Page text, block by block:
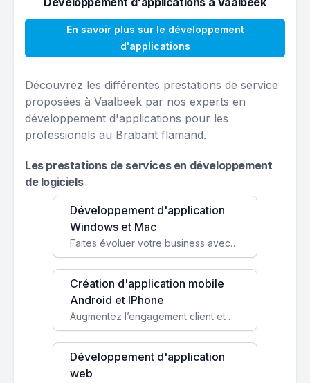
En savoir plus sur le développement
d'applications
Découvrez les différentes prestations de service
proposées à Vaalbeek par nos experts en
développement d'applications pour les
professionels au Brabant flamand.
Les prestations de services en développement
de logiciels
Développement d'application
Windows et Mac
Faites évoluer votre business avec des solutions logicielles personnalisées, parfaitement adaptées à vos besoins spécifiques.
Création d'application mobile
Android et IPhone
Augmentez l’engagement client et simplifiez vos processus avec une application mobile sur mesure, disponible sur iOS et Android.
Développement d'application
web